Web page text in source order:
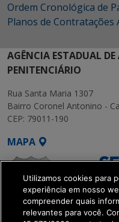
Ordem Cronológica de
Planos de Contratações
AGÊNCIA ESTADUAL
PENITENCIÁRIO
Rua Santa Maria 1307
Bairro Coronel Antonino -
CEP: 79011-190
MAPA
Utilizamos cookies para
experiência em nosso
compreender quais
relevantes para você.